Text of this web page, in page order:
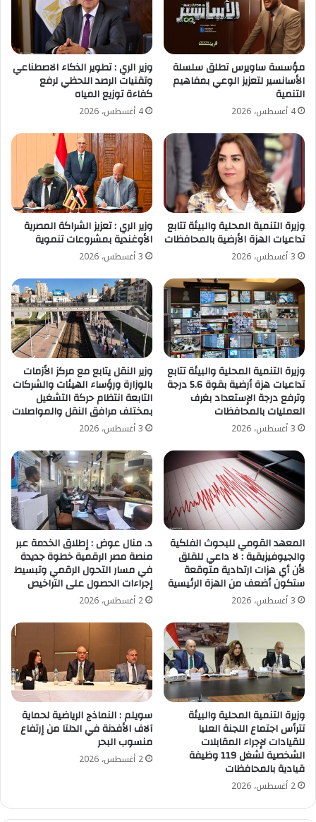
مؤسسة ساويرس تطلق سلسلة
الأسانسير لتعزيز الوعي بمفاهيم
التنمية
4 أغسطس، 2026
وزير الري : تطوير الذكاء الاصطناعي
وتقنيات الرصد اللحظي لرفع
كفاءة توزيع المياه
4 أغسطس، 2026
وزيرة التنمية المحلية والبيئة تتابع
تداعيات الهزة الأرضية بالمحافظات
3 أغسطس، 2026
وزير الري : تعزيز الشراكة المصرية
الأوغندية بمشروعات تنموية
3 أغسطس، 2026
وزيرة التنمية المحلية والبيئة تتابع
تداعيات هزة أرضية بقوة 5.6 درجة
وترفع درجة الإستعداد بغرف
العمليات بالمحافظات
3 أغسطس، 2026
وزير النقل يتابع مع مركز الأزمات
بالوزارة ورؤساء الهيئات والشركات
التابعة انتظام حركة التشغيل
بمختلف مرافق النقل والمواصلات
3 أغسطس، 2026
المعهد القومي للبحوث الفلكية
والجيوفيزيقية : لا داعي للقلق
لأن أي هزات ارتدادية متوقعة
ستكون أضعف من الهزة الرئيسية
3 أغسطس، 2026
د. منال عوض : إطلاق الخدمة عبر
منصة مصر الرقمية خطوة جديدة
في مسار التحول الرقمي وتبسيط
إجراءات الحصول على التراخيص
2 أغسطس، 2026
وزيرة التنمية المحلية والبيئة
تترأس اجتماع اللجنة العليا
للقيادات لإجراء المقابلات
الشخصية لشغل 119 وظيفة
قيادية بالمحافظات
2 أغسطس، 2026
سويلم : النماذج الرياضية لحماية
آلاف الأفدنة في الدلتا من إرتفاع
منسوب البحر
2 أغسطس، 2026